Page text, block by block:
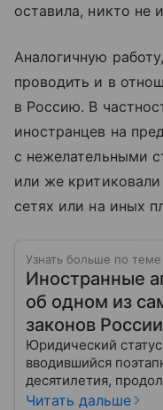
оставила, никто не
Аналогичную
проводить и в
в Россию. В
иностранцев на
с нежелательными
или же
сетях или на иных
Узнать больше по теме
Иностранные
об одном из
законов России
Юридический
вводившийся
десятилетия,
оказывать
Читать дальше